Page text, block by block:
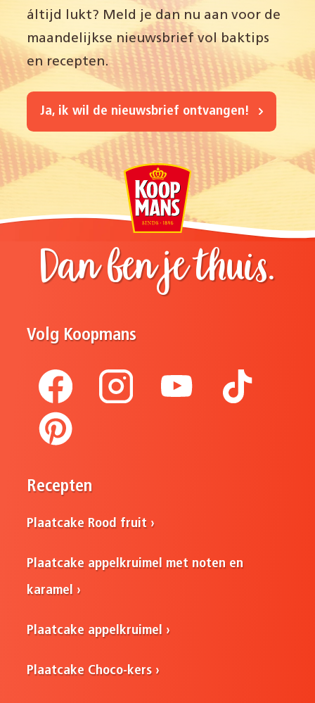
áltijd lukt? Meld je dan nu aan voor de
maandelijkse nieuwsbrief vol baktips
en recepten.
Ja, ik wil de nieuwsbrief ontvangen!
Dan ben je thuis.
Volg Koopmans
Recepten
Plaatcake Rood fruit
Plaatcake appelkruimel met noten en
karamel
Plaatcake appelkruimel
Plaatcake Choco-kers